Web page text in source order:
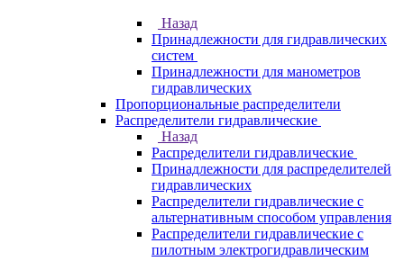
Назад
Принадлежности для гидравлических
систем
Принадлежности для манометров
гидравлических
Пропорциональные распределители
Распределители гидравлические
Назад
Распределители гидравлические
Принадлежности для распределителей
гидравлических
Распределители гидравлические с
альтернативным способом управления
Распределители гидравлические с
пилотным электрогидравлическим